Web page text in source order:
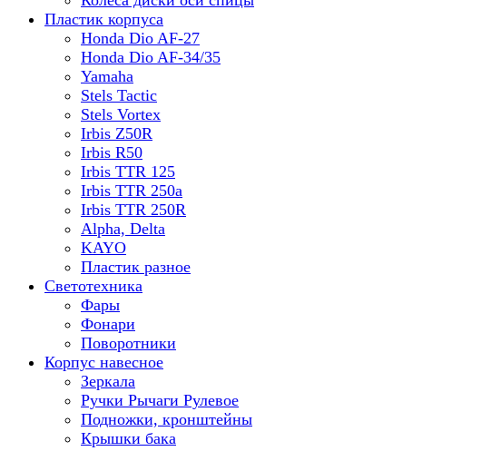
Пластик корпуса
Honda Dio AF-27
Honda Dio AF-34/35
Yamaha
Stels Tactic
Stels Vortex
Irbis Z50R
Irbis R50
Irbis TTR 125
Irbis TTR 250a
Irbis TTR 250R
Alpha, Delta
KAYO
Пластик разное
Светотехника
Фары
Фонари
Поворотники
Корпус навесное
Зеркала
Ручки Рычаги Рулевое
Подножки, кронштейны
Крышки бака